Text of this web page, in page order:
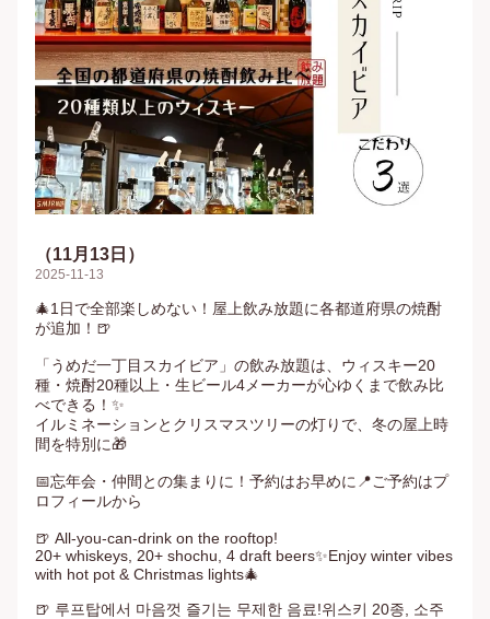
（11月13日）
2025-11-13
🎄1日で全部楽しめない！屋上飲み放題に各都道府県の焼酎
が追加！🍺
「うめだ一丁目スカイビア」の飲み放題は、ウィスキー20
種・焼酎20種以上・生ビール4メーカーが心ゆくまで飲み比
べできる！✨
イルミネーションとクリスマスツリーの灯りで、冬の屋上時
間を特別に🎁
📅忘年会・仲間との集まりに！予約はお早めに📍ご予約はプ
ロフィールから
🍺 All-you-can-drink on the rooftop!
20+ whiskeys, 20+ shochu, 4 draft beers✨Enjoy winter vibes
with hot pot & Christmas lights🎄
🍺 루프탑에서 마음껏 즐기는 무제한 음료!위스키 20종, 소주